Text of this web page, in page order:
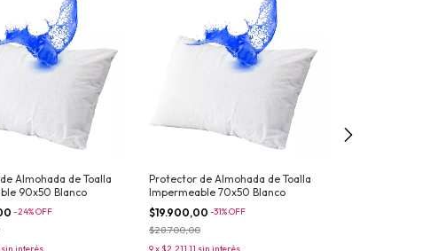
Almohada de Toalla
90x50 Blanco
-24%OFF
sin interés
Protector de Almohada de Toalla
Impermeable 70x50 Blanco
$19.900,00 -31%OFF
$28.700,00
9x$2.211,11 sin interés